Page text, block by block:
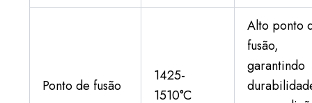
Ponto de fusão
1425-
1510°C
Alto ponto
fusão,
garantindo